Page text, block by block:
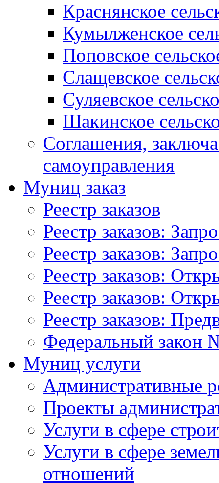
Краснянское
Кумылженское
Поповское
Слащевское
Суляевское
Шакинское
Соглашения,
самоуправления
Муниц заказ
Реестр заказов
Реестр заказов:
Реестр заказов:
Реестр заказов:
Реестр заказов:
Реестр заказов:
Федеральный закон
Муниц услуги
Административные
Проекты
Услуги в сфере
Услуги в сфере
отношений